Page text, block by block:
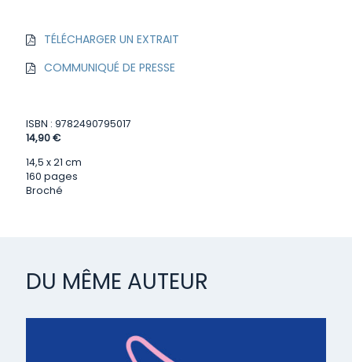
TÉLÉCHARGER UN EXTRAIT
COMMUNIQUÉ DE PRESSE
ISBN : 9782490795017
14,90 €
14,5 x 21 cm
160 pages
Broché
DU MÊME AUTEUR